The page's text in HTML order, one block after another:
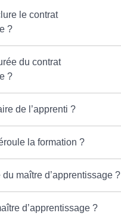
le contrat
?
du contrat
?
de l’apprenti ?
la formation ?
maître d’apprentissage ?
d’apprentissage ?